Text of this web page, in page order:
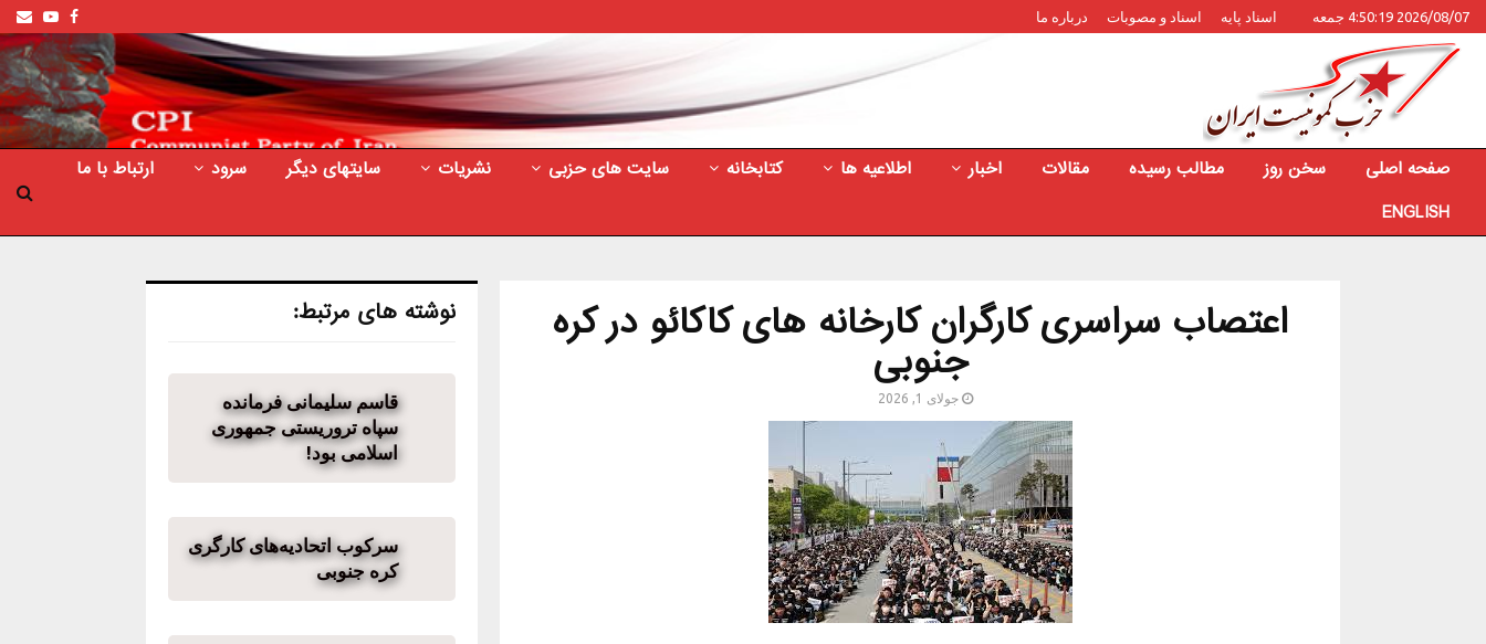
2026/08/07 4:50:19 جمعه اسناد پایه اسناد و مصوبات درباره ما Facebook
صفحه اصلی سخن روز مطالب رسیده مقالات اخبار اطلاعیه ها کتابخانه سایت های حزبی نشریات سایتهای دیگر سرود
ارتباط با ما
ENGLISH
اعتصاب سراسری کارگران کارخانه های کاکائو در کره
جنوبی
جولای 1, 2026
نوشته های مرتبط:
قاسم سلیمانی فرمانده
سپاه تروریستی جمهوری
اسلامی بود!
سرکوب اتحادیه‌های کارگری
کره جنوبی